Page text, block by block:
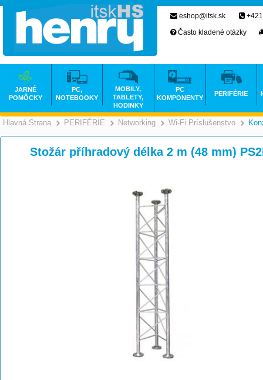
Hlavná Strana >
PERIFÉRIE >
Networking >
Wi-Fi Príslušenstvo
Stožár příhradový délka 2 m (48 mm)
eshop@itsk.sk
Často kladené otázky
JARNÉ
POMÔCKY
PC,
NOTEBOOKY
MOBILY,
TABLETY,
HODINKY
PC
KOMPONENTY
PERIFÉRIE